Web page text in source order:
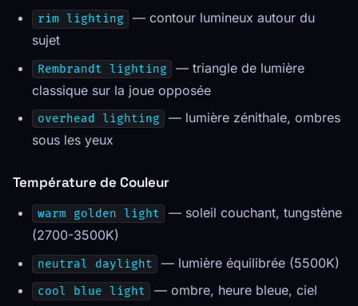
rim lighting
— contour lumineux autour du
sujet
Rembrandt lighting
— triangle de lumière
classique sur la joue opposée
overhead lighting
— lumière zénithale, ombres
sous les yeux
Température de Couleur
warm golden light
— soleil couchant, tungstène
(2700-3500K)
neutral daylight — lumière équilibrée (5500K)
cool blue light
— ombre, heure bleue, ciel